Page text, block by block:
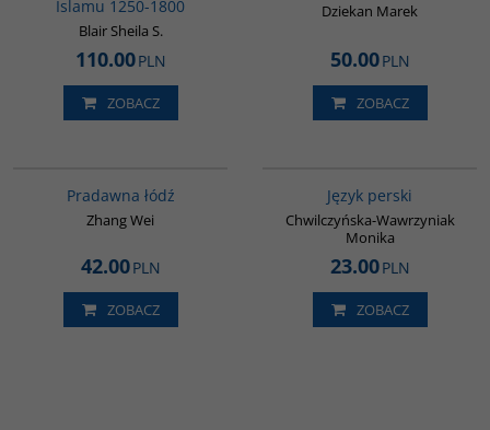
Islamu 1250-1800
Blair Sheila S.
110.00PLN
ZOBACZ
Dziekan Marek
50.00PLN
ZOBACZ
Pradawna łódź
Zhang Wei
42.00PLN
ZOBACZ
Język perski
Chwilczyńska-Wawrzyniak
Monika
23.00PLN
ZOBACZ